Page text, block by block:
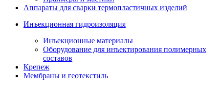
Аппараты для сварки термопластичных изделий
Инъекционная гидроизоляция
Инъекционные материалы
Оборудование для инъектирования полимерных
составов
Крепеж
Мембраны и геотекстиль